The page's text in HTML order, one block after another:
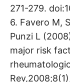
271-279.
6. Favero M,
Punzi L
major risk